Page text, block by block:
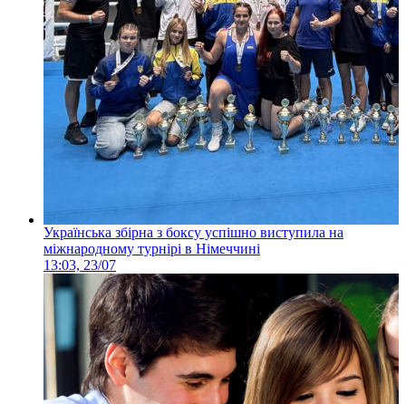
Українська збірна з боксу успішно виступила на
міжнародному турнірі в Німеччині
13:03, 23/07